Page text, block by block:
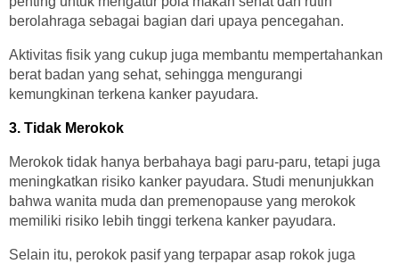
berolahraga sebagai bagian dari upaya pencegahan.
Aktivitas fisik yang cukup juga membantu mempertahankan
berat badan yang sehat, sehingga mengurangi
kemungkinan terkena kanker payudara.
3. Tidak Merokok
Merokok tidak hanya berbahaya bagi paru-paru, tetapi juga
meningkatkan risiko kanker payudara. Studi menunjukkan
bahwa wanita muda dan premenopause yang merokok
memiliki risiko lebih tinggi terkena kanker payudara.
Selain itu, perokok pasif yang terpapar asap rokok juga